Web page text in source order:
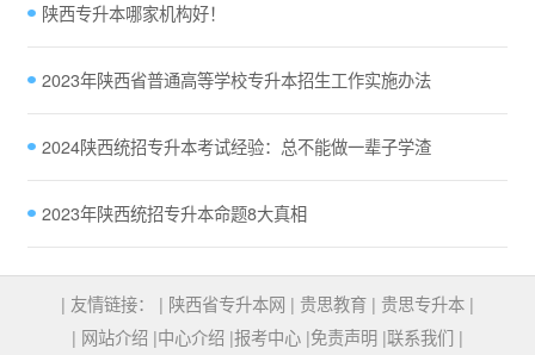
陕西专升本哪家机构好！
2023年陕西省普通高等学校专升本招生工作实施办法
2024陕西统招专升本考试经验：总不能做一辈子学渣
2023年陕西统招专升本命题8大真相
| 友情链接： | 陕西省专升本网 | 贵思教育 | 贵思专升本 |
| 网站介绍 |中心介绍 |报考中心 |免责声明 |联系我们 |